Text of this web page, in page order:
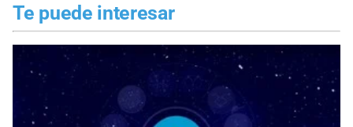
Te puede interesar